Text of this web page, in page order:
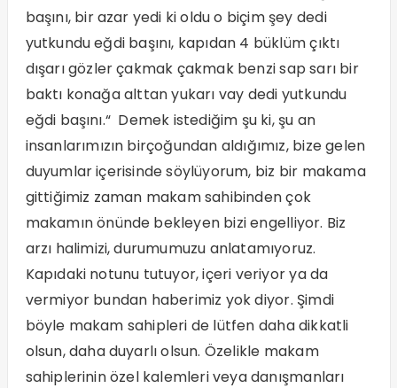
başını, bir azar yedi ki oldu o biçim şey dedi
yutkundu eğdi başını, kapıdan 4 büklüm çıktı
dışarı gözler çakmak çakmak benzi sap sarı bir
baktı konağa alttan yukarı vay dedi yutkundu
eğdi başını.“ Demek istediğim şu ki, şu an
insanlarımızın birçoğundan aldığımız, bize gelen
duyumlar içerisinde söylüyorum, biz bir makama
gittiğimiz zaman makam sahibinden çok
makamın önünde bekleyen bizi engelliyor. Biz
arzı halimizi, durumumuzu anlatamıyoruz.
Kapıdaki notunu tutuyor, içeri veriyor ya da
vermiyor bundan haberimiz yok diyor. Şimdi
böyle makam sahipleri de lütfen daha dikkatli
olsun, daha duyarlı olsun. Özelikle makam
sahiplerinin özel kalemleri veya danışmanları